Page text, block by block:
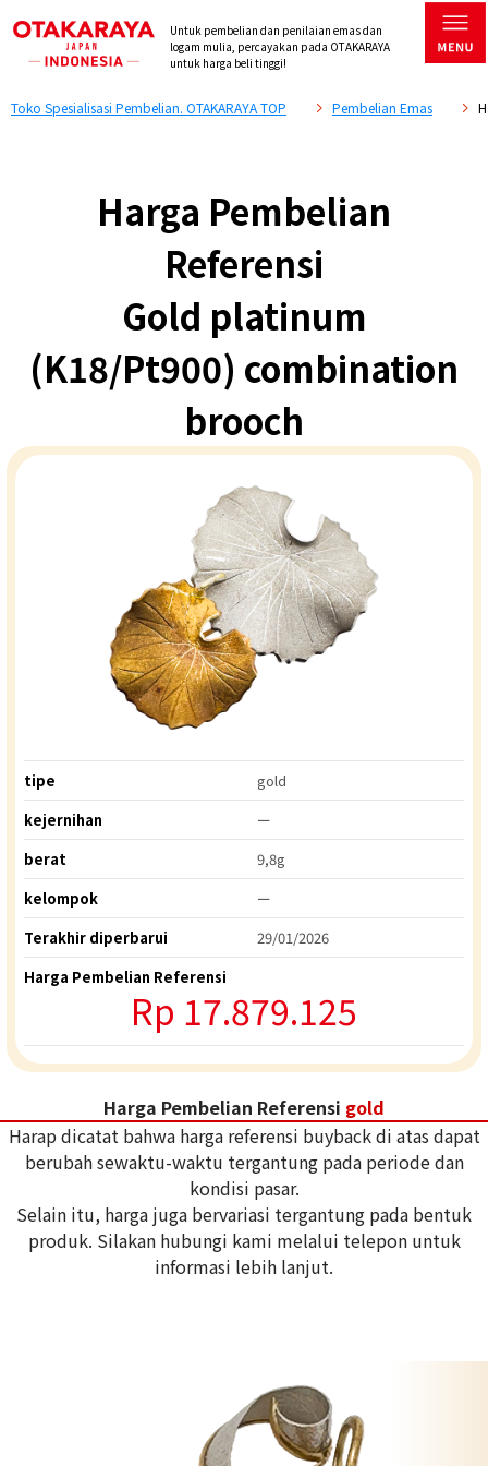
Untuk pembelian dan penilaian emas dan
logam mulia, percayakan pada OTAKARAYA
untuk harga beli tinggi!
Toko Spesialisasi Pembelian. OTAKARAYA TOP Pembelian Emas
Harga Pembelian
Referensi
Gold platinum
(K18/Pt900) combination
brooch
tipe
gold
kejernihan
ー
berat
9,8g
kelompok
ー
Terakhir diperbarui
29/01/2026
Harga Pembelian Referensi
Rp 17.879.125
Harga Pembelian Referensi gold
Harap dicatat bahwa harga referensi buyback di atas dapat
berubah sewaktu-waktu tergantung pada periode dan
kondisi pasar.
Selain itu, harga juga bervariasi tergantung pada bentuk
produk. Silakan hubungi kami melalui telepon untuk
informasi lebih lanjut.